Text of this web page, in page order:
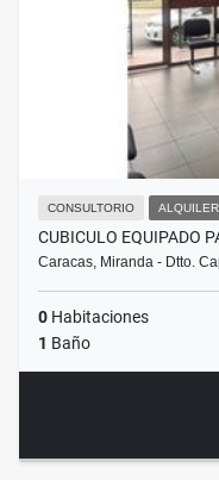
CONSULTORIO ALQUILER
CUBICULO EQUIPADO
Caracas, Miranda - Dtto.
0 Habitaciones
1 Baño